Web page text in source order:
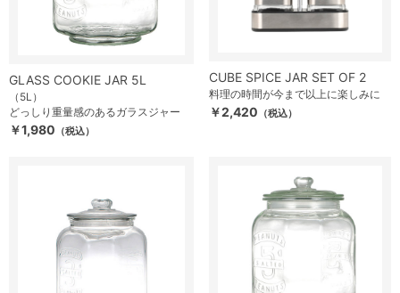
GLASS COOKIE JAR 5L
（5L）
どっしり重量感のあるガラスジャー
￥1,980 （税込）
CUBE SPICE JAR SET OF 2
料理の時間が今まで以上に楽しみに
￥2,420 （税込）